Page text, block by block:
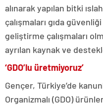
alınarak yapılan bitki
çalışmaları gıda
geliştirme çalışmaları
ayrılan kaynak ve
‘GDO’lu üretmiyoruz’
Gençer, Türkiye’de
Organizmalı (GDO)